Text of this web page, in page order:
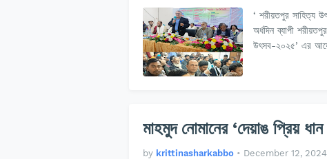
‘ শরীয়তপুর সাহিত্য
অর্ধদিন ব্যাপী
উৎসব-২০২৫’ এর
মাহমুদ নোমানের ‘দেয়াঙ প্রিয়
by krittinasharkabbo • December 12, 2024